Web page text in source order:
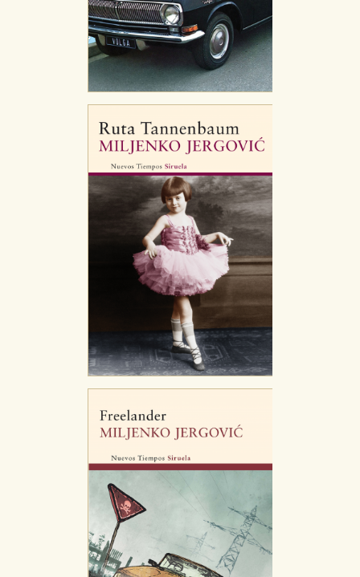
CONFIGURACIÓN DE COOKIES
HABILITAR TODO RECHAZAR TODO
Cookies necesarias
Estas cookies son necesarias para que nuestro sitio
web funcione y no es posible deshabilitarlas desde
nuestro sistema. Es posible hacerlo desde el
áreas de nuestra web dejen de funcionar
Cookies de rendimiento y analíticas
Estas cookies se utilizan para mejorar su experiencia
de navegación y optimizar el funcionamiento de
nuestro sitio web. Almacenan configuraciones de
servicios para que no tenga que reconfigurarlos cada
vez que nos visita. La información es agregada y, por lo
tanto, es anónima.
Cookies de publicidad y redes sociales
Estas cookies son gestionadas por nuestros socios
publicitarios y se utilizan para mostrar publicidad
relevante para sus intereses en otros sitios. No
almacenan directamente información personal sino
que se basan en la identificación única de su
GUARDAR CONFIGURACIÓN
Puede consultar nuestra